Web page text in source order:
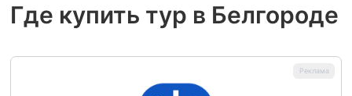
Где купить тур в Белгороде